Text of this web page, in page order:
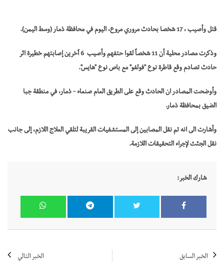
قتل وأصيب ، 17 شخصا بحادث مروري مروع، اليوم في محافظة ذمار (وسط اليمن).
وذكرت مصادر محلية أن 11 شخصاً لقوا حتفهم وأصيب 6 آخرين إصابتهم خطيرة اثر
حادث تصادم وقع قاطرة نوع "فولفو" مع باص نوع "هايس".
وأوضحت المصادر ان الحادث وقع على الطريق العام صنعاء - ذمار، في منطقة جبا
الضيق بمحافظة ذمار.
وأشارت الى انه تم نقل المصابين إلى المستشفيات القريبة لتلقي العلاج اللازم، إلى جانب
نقل الجثث لإجراء التحقيقات اللازمة.
شارك الخبر:
الخبر السابق الخبر التالي